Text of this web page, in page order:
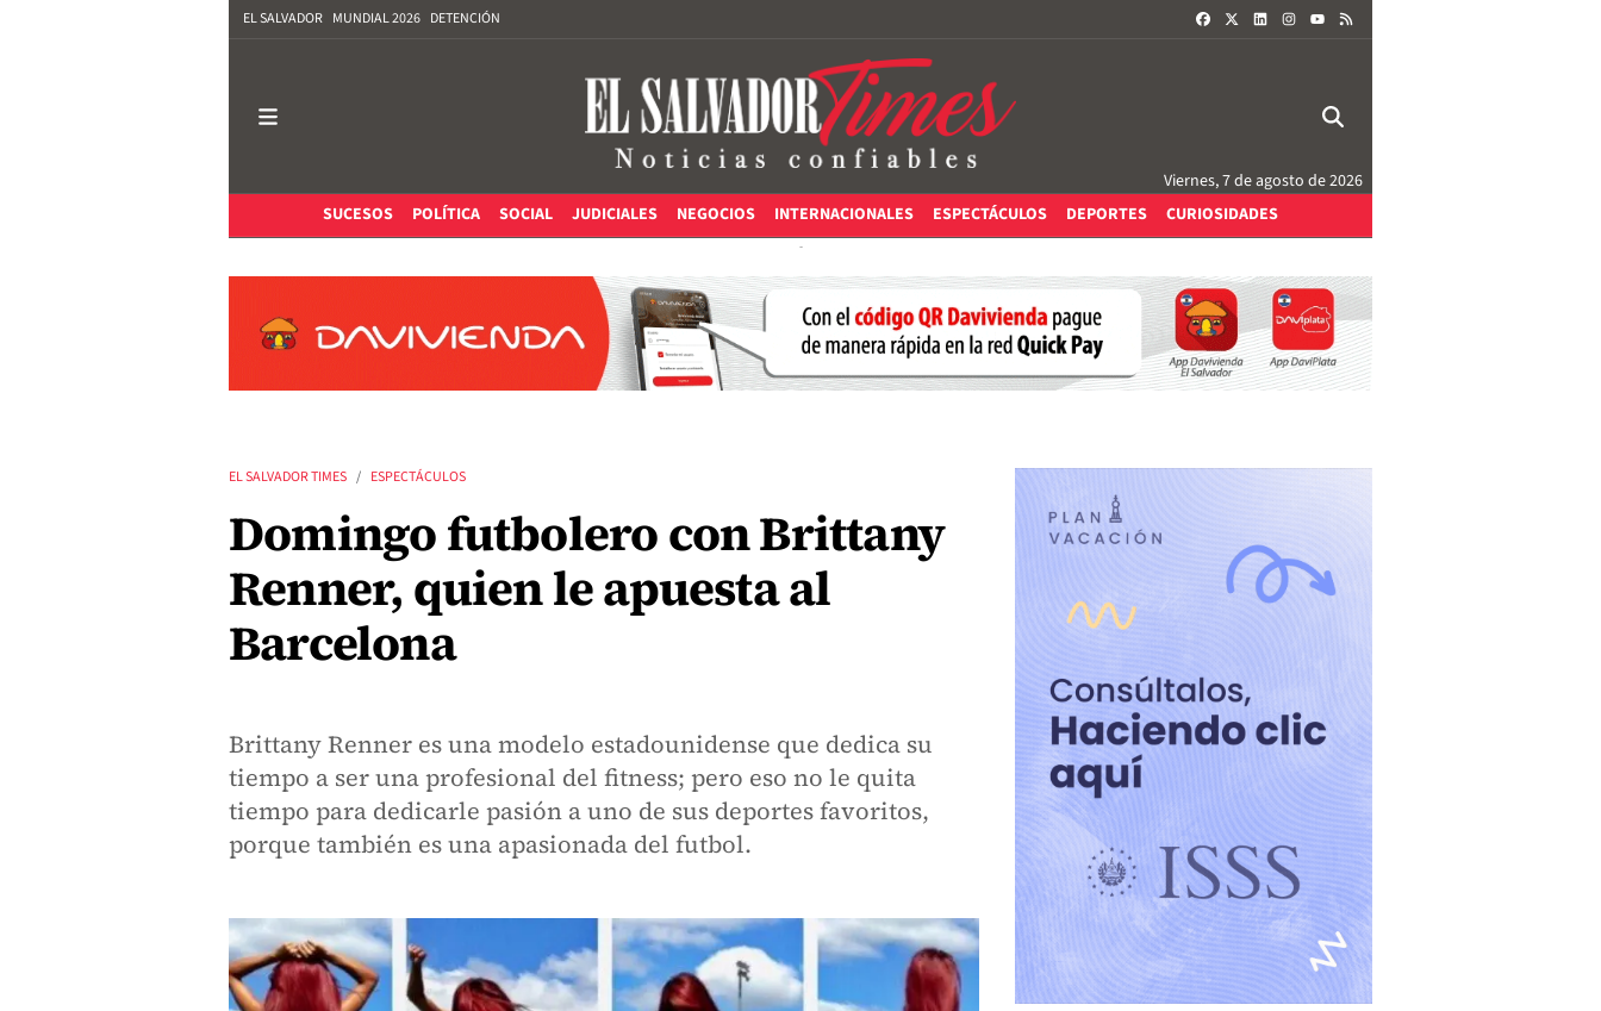
EL SALVADOR MUNDIAL 2026 DETENCIÓN FACEBOOKLINKEDININSTAGRAM
Viernes, 7 de agosto de 2026
SUCESOS
POLÍTICA SOCIAL JUDICIALES NEGOCIOS INTERNACIONALES ESPECTÁCULOS DEPORTES CURIOSIDADES
EL SALVADOR TIMES ESPECTÁCULOS
Domingo futbolero con Brittany
Renner, quien le apuesta al
Barcelona
Brittany Renner es una modelo estadounidense que dedica su
tiempo a ser una profesional del fitness; pero eso no le quita
tiempo para dedicarle pasión a uno de sus deportes favoritos,
porque también es una apasionada del futbol.